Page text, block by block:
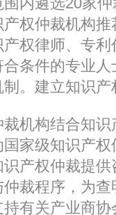
权仲裁机构
权律师、专
条件的专业
。建立知识
机构结合知
家级知识产
产权仲裁提
裁程序，为
有关产业商